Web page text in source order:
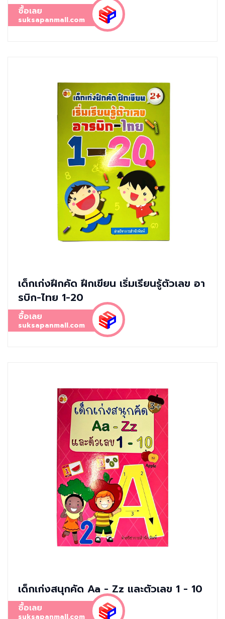
ซื้อเลย
suksapanmall.com
เด็กเก่งฝึกคัด ฝึกเขียน เริ่มเรียนรู้ตัวเลข อา
รบิก-ไทย 1-20
ซื้อเลย
suksapanmall.com
เด็กเก่งสนุกคัด Aa - Zz และตัวเลข 1 - 10
ซื้อเลย
suksapanmall.com